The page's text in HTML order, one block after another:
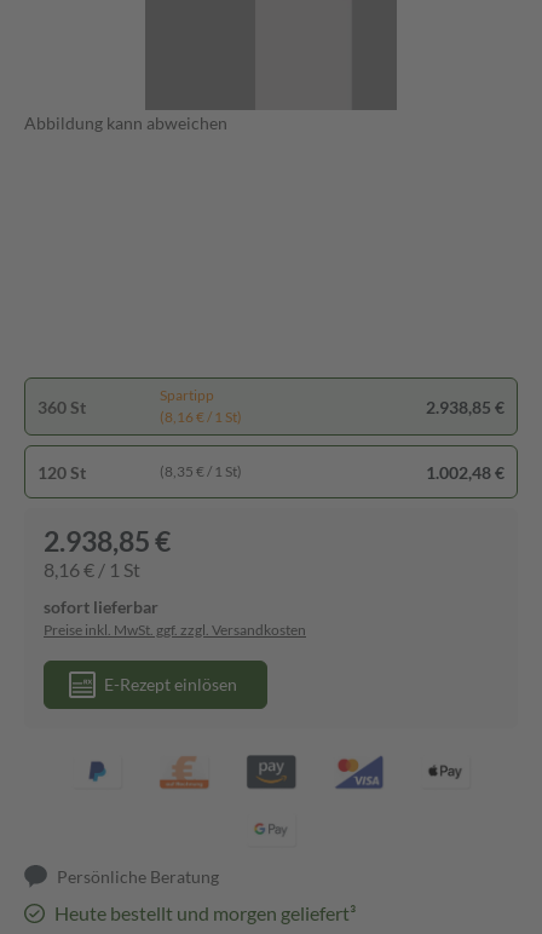
Abbildung kann abweichen
360 St
Spartipp
(8,16 € / 1 St)
2.938,85 €
120 St (8,35 € / 1 St) 1.002,48 €
2.938,85 €
8,16 € / 1 St
sofort lieferbar
Preise inkl. MwSt. ggf. zzgl. Versandkosten
E-Rezept einlösen
Persönliche Beratung
Heute bestellt und morgen geliefert³